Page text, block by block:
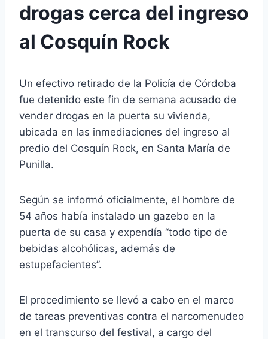
drogas cerca del ingreso
al Cosquín Rock
Un efectivo retirado de la Policía de Córdoba
fue detenido este fin de semana acusado de
vender drogas en la puerta su vivienda,
ubicada en las inmediaciones del ingreso al
predio del Cosquín Rock, en Santa María de
Punilla.
Según se informó oficialmente, el hombre de
54 años había instalado un gazebo en la
puerta de su casa y expendía “todo tipo de
bebidas alcohólicas, además de
estupefacientes”.
El procedimiento se llevó a cabo en el marco
de tareas preventivas contra el narcomenudeo
en el transcurso del festival, a cargo del